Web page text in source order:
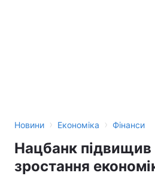
Новини › Економіка › Фінанси
Нацбанк підвищив
зростання